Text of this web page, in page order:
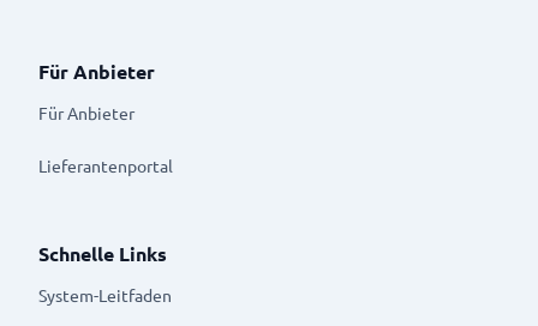
Für Anbieter
Für Anbieter
Lieferantenportal
Schnelle Links
System-Leitfaden